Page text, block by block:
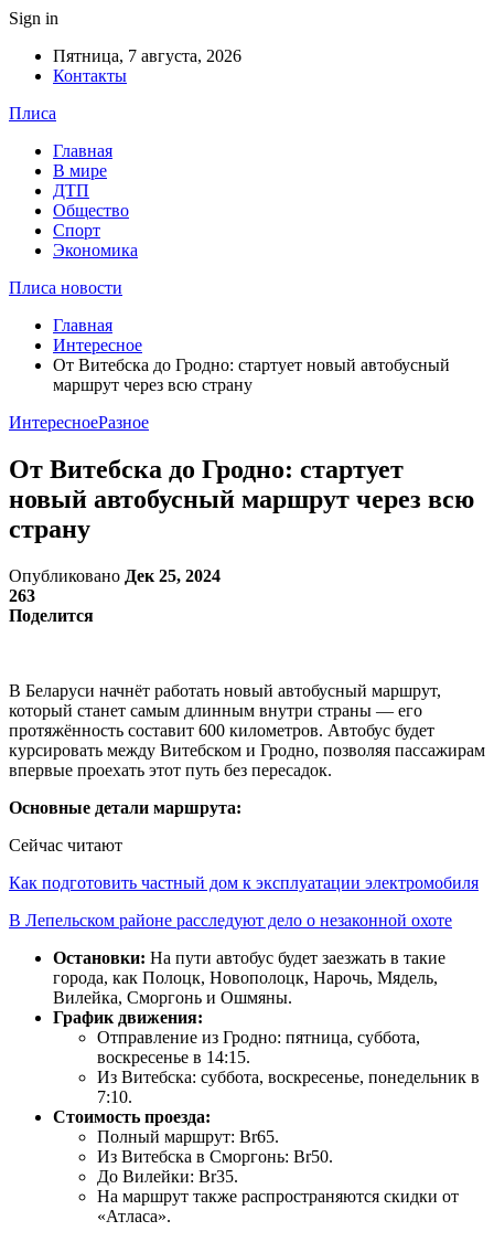
Sign in
Пятница, 7 августа, 2026
Контакты
Плиса
Главная
В мире
ДТП
Общество
Спорт
Экономика
Плиса новости
Главная
Интересное
От Витебска до Гродно: стартует новый автобусный
маршрут через всю страну
ИнтересноеРазное
От Витебска до Гродно: стартует
новый автобусный маршрут через всю
страну
Опубликовано Дек 25, 2024
263
Поделится
В Беларуси начнёт работать новый автобусный маршрут,
который станет самым длинным внутри страны — его
протяжённость составит 600 километров. Автобус будет
курсировать между Витебском и Гродно, позволяя пассажирам
впервые проехать этот путь без пересадок.
Основные детали маршрута:
Сейчас читают
Как подготовить частный дом к эксплуатации электромобиля
В Лепельском районе расследуют дело о незаконной охоте
Остановки: На пути автобус будет заезжать в такие
города, как Полоцк, Новополоцк, Нарочь, Мядель,
Вилейка, Сморгонь и Ошмяны.
График движения:
Отправление из Гродно: пятница, суббота,
воскресенье в 14:15.
Из Витебска: суббота, воскресенье, понедельник в
7:10.
Стоимость проезда:
Полный маршрут: Br65.
Из Витебска в Сморгонь: Br50.
До Вилейки: Br35.
На маршрут также распространяются скидки от
«Атласа».